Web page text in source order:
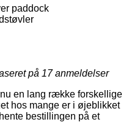
paddock
på 17anmeldelser
en lang række forskellige
hos mange er i øjeblikket
bestillingen på et